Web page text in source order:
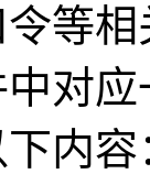
等
对
内容